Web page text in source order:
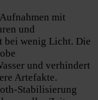
mit
und
bei wenig Licht. Die
und verhindert
Artefakte.
Stabilisierung